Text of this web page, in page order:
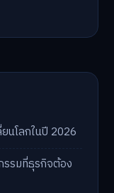
นโลกในปี 2026
รรมที่ธุรกิจต้อง